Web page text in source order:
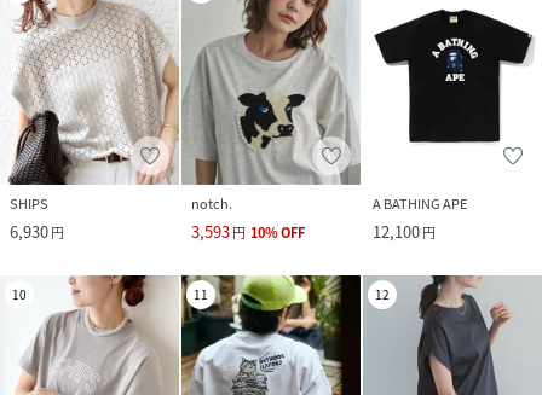
SHIPS
6,930円
notch.
3,593円 10%OFF
A BATHING APE
12,100円
10 11 12